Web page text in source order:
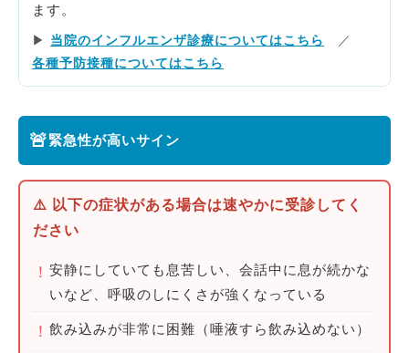
ます。
▶ 当院のインフルエンザ診療についてはこちら
／
各種予防接種についてはこちら
🚨緊急性が高いサイン
⚠️ 以下の症状がある場合は速やかに受診してく
ださい
！ 安静にしていても息苦しい、会話中に息が続かな
いなど、呼吸のしにくさが強くなっている
！ 飲み込みが非常に困難（唾液すら飲み込めない）